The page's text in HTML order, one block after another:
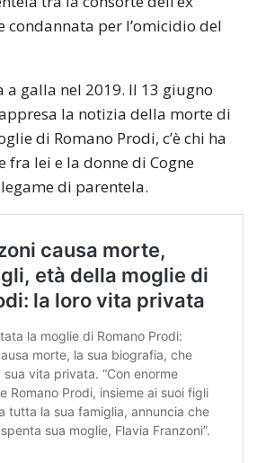
condannata per l’omicidio del
a galla nel 2019. Il 13 giugno
la notizia della morte di
di Romano Prodi, c’è chi ha
fra lei e la donne di Cogne
di parentela.